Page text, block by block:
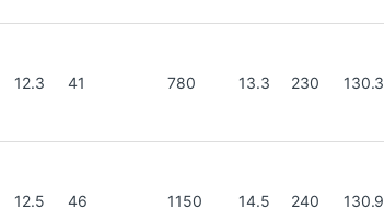
12.3 41 780 13.3 230 130.3
12.5 46 1150 14.5 240 130.9